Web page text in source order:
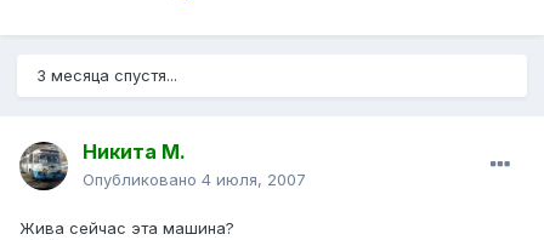
3 месяца спустя...
Никита М.
Опубликовано 4 июля, 2007
Жива сейчас эта машина?